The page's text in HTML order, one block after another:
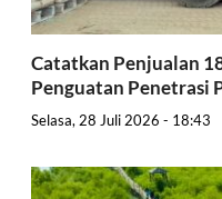
Catatkan Penjualan
Penguatan Penetrasi
Selasa, 28 Juli 2026 - 18:43